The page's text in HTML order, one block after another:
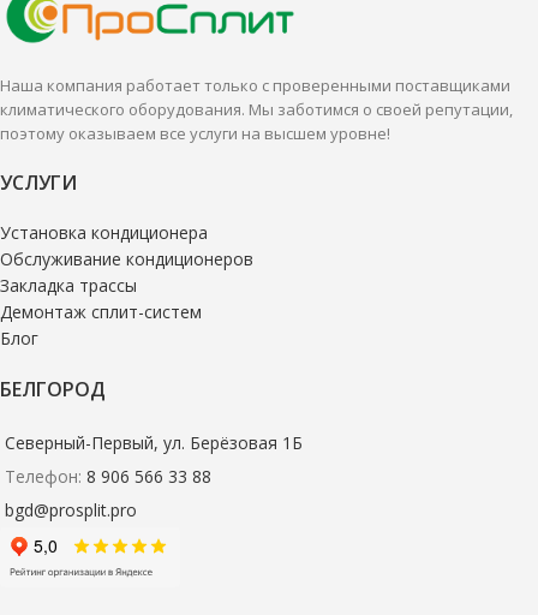
Наша компания работает только с проверенными поставщиками
климатического оборудования. Мы заботимся о своей репутации,
поэтому оказываем все услуги на высшем уровне!
УСЛУГИ
Установка кондиционера
Обслуживание кондиционеров
Закладка трассы
Демонтаж сплит-систем
Блог
БЕЛГОРОД
Северный-Первый, ул. Берёзовая 1Б
Телефон: 8 906 566 33 88
bgd@prosplit.pro